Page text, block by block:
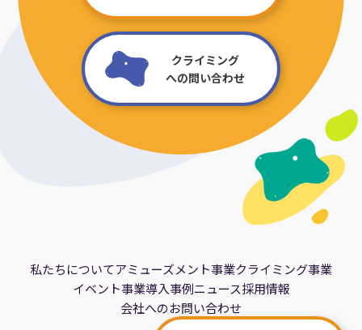
クライミング
への問い合わせ
私たちについてアミューズメント事業クライミング事業
イベント事業導入事例ニュース採用情報
会社へのお問い合わせ